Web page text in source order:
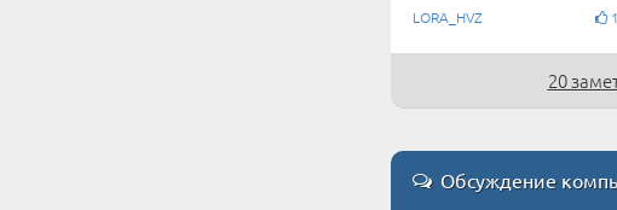
LORA_HVZ
20
Обсуждение